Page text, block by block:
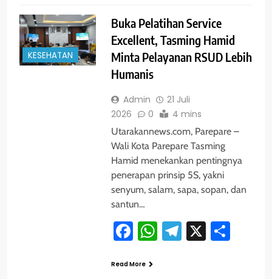
KESEHATAN
Buka Pelatihan Service
Excellent, Tasming Hamid
Minta Pelayanan RSUD Lebih
Humanis
Admin
21 Juli
2026
0 4 mins
Utarakannews.com, Parepare –
Wali Kota Parepare Tasming
Hamid menekankan pentingnya
penerapan prinsip 5S, yakni
senyum, salam, sapa, sopan, dan
santun…
Facebook
WhatsApp
Telegram
X
Read More